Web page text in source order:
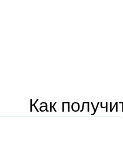
Как